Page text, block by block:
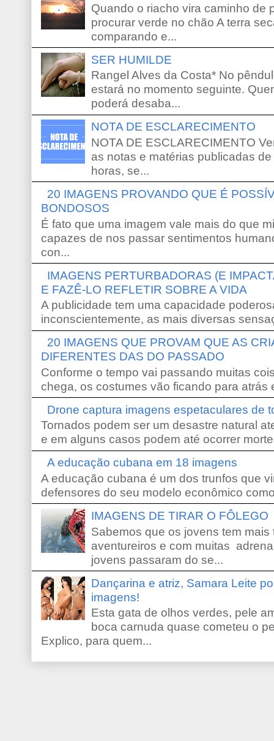
Quando o riacho vira caminho de
procurar verde no chão A terra
comparando e...
SER HUMILDE
Rangel Alves da Costa* No
estará no momento seguinte.
poderá desaba...
NOTA DE ESCLARECIMENTO
NOTA DE ESCLARECIMENTO
as notas e matérias publicadas
horas, se...
20 IMAGENS PROVANDO QUE É
BONDOSOS
É fato que uma imagem vale mais do que
capazes de nos passar sentimentos
con...
IMAGENS PERTURBADORAS (E
E FAZÊ-LO REFLETIR SOBRE A VIDA
A publicidade tem uma capacidade
inconscientemente, as mais diversas
20 IMAGENS QUE PROVAM QUE AS
DIFERENTES DAS DO PASSADO
Conforme o tempo vai passando muitas
chega, os costumes vão ficando para atrás
Drone captura imagens espetaculares de
Tornados podem ser um desastre natural
e em alguns casos podem até ocorrer
A educação cubana em 18 imagens
A educação cubana é um dos trunfos que
defensores do seu modelo econômico
IMAGENS DE TIRAR O FÔLEGO
Sabemos que os jovens tem
aventureiros e com muitas
jovens passaram do se...
Dançarina e atriz, Samara Leite
imagens!
Esta gata de olhos verdes, pele
boca carnuda quase cometeu o
Explico, para quem...